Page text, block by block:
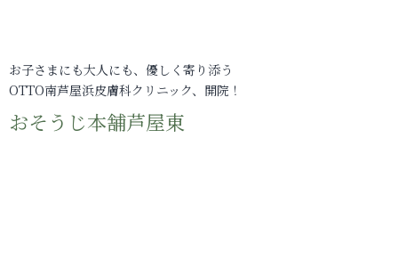
お子さまにも大人にも、優しく寄り添う
OTTO南芦屋浜皮膚科クリニック、開院！
おそうじ本舗芦屋東